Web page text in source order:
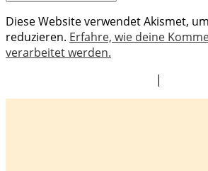
Diese Website verwendet Akismet,
reduzieren. Erfahre, wie deine
verarbeitet werden.
|